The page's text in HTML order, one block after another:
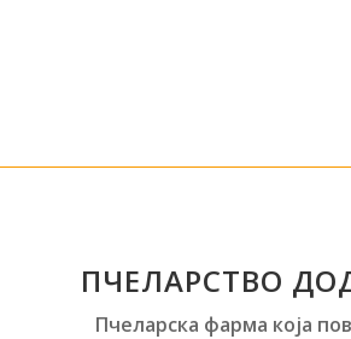
ПЧЕЛАРСТВО
Пчеларска фарма која